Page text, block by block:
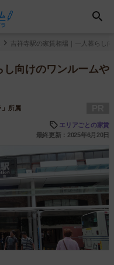
吉祥寺駅の家賃相場｜一人暮らし
向けのワンルームや
」所属
エリアごとの家賃
最終更新：2025年6月20日